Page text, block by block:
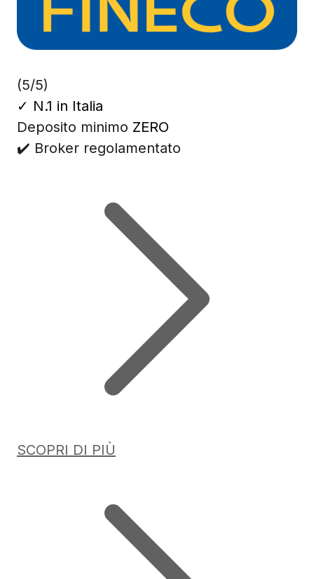
(5/5)
✓ N.1 in Italia
Deposito minimo ZERO
✔️ Broker regolamentato
SCOPRI DI PIÙ